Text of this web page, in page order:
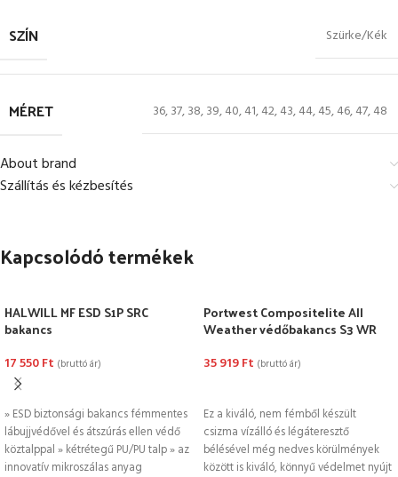
SZÍN Szürke/Kék
MÉRET 36,37,38,39,40,41,42,43,44,45,46,47,48
About brand
Szállítás és kézbesítés
Kapcsolódó termékek
HALWILL MF ESD S1P SRC
bakancs
17 550Ft (bruttó ár)
OPCIÓK VÁLASZTÁSA
» ESD biztonsági bakancs fémmentes
lábujjvédővel és átszúrás ellen védő
köztalppal » kétrétegű PU/PU talp » az
innovatív mikroszálas anyag
Portwest Compositelite All
Weather védőbakancs S3 WR
35 919Ft (bruttó ár)
Ez a kiváló, nem fémből készült
csizma vízálló és légáteresztő
bélésével még nedves körülmények
között is kiváló, könnyű védelmet nyújt